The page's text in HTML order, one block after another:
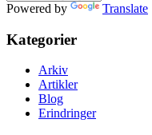
Powered by Translate
Kategorier
Arkiv
Artikler
Blog
Erindringer